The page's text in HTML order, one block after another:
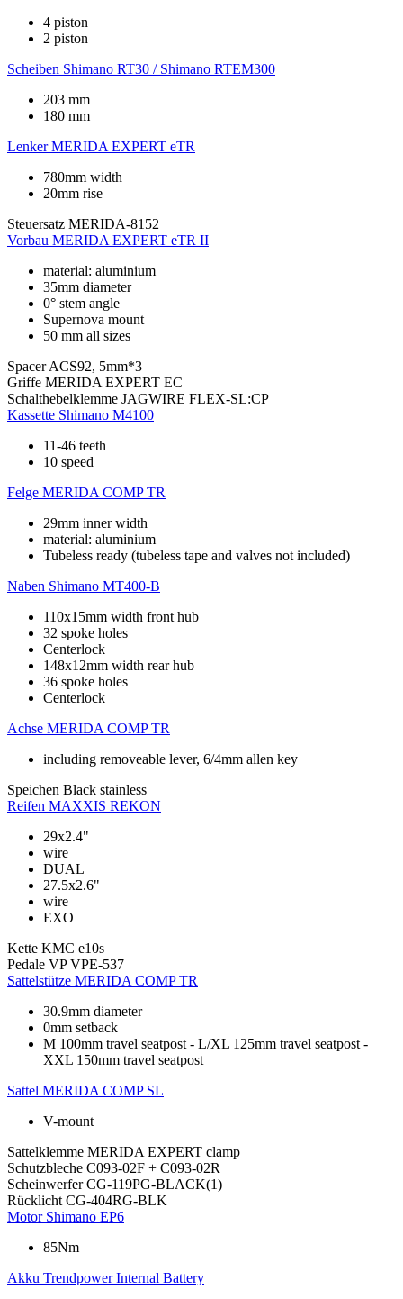
4 piston
2 piston
Scheiben Shimano RT30 / Shimano RTEM300
203 mm
180 mm
Lenker MERIDA EXPERT eTR
780mm width
20mm rise
Steuersatz MERIDA-8152
Vorbau MERIDA EXPERT eTR II
material: aluminium
35mm diameter
0° stem angle
Supernova mount
50 mm all sizes
Spacer ACS92, 5mm*3
Griffe MERIDA EXPERT EC
Schalthebelklemme JAGWIRE FLEX-SL:CP
Kassette Shimano M4100
11-46 teeth
10 speed
Felge MERIDA COMP TR
29mm inner width
material: aluminium
Tubeless ready (tubeless tape and valves not included)
Naben Shimano MT400-B
110x15mm width front hub
32 spoke holes
Centerlock
148x12mm width rear hub
36 spoke holes
Centerlock
Achse MERIDA COMP TR
including removeable lever, 6/4mm allen key
Speichen Black stainless
Reifen MAXXIS REKON
29x2.4"
wire
DUAL
27.5x2.6"
wire
EXO
Kette KMC e10s
Pedale VP VPE-537
Sattelstütze MERIDA COMP TR
30.9mm diameter
0mm setback
M 100mm travel seatpost - L/XL 125mm travel seatpost -
XXL 150mm travel seatpost
Sattel MERIDA COMP SL
V-mount
Sattelklemme MERIDA EXPERT clamp
Schutzbleche C093-02F + C093-02R
Scheinwerfer CG-119PG-BLACK(1)
Rücklicht CG-404RG-BLK
Motor Shimano EP6
85Nm
Akku Trendpower Internal Battery